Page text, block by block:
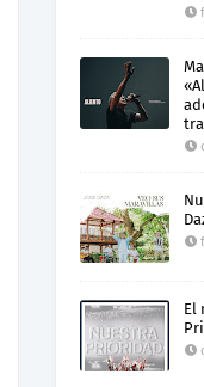
El